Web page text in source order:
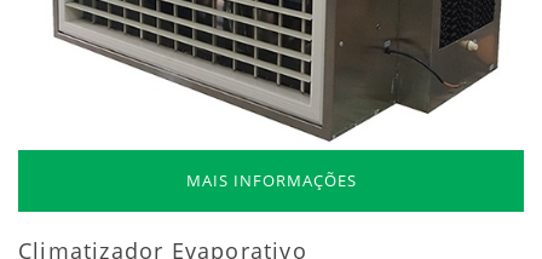
MAIS INFORMAÇÕES
Climatizador Evaporativo